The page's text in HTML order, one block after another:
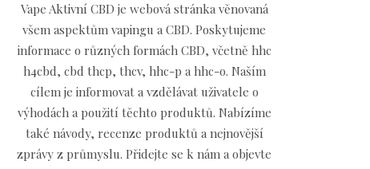
Vape Aktivní CBD je webová stránka věnovaná
všem aspektům vapingu a CBD. Poskytujeme
informace o různých formách CBD, včetně hhc
h4cbd, cbd thcp, thcv, hhc-p a hhc-o. Naším
cílem je informovat a vzdělávat uživatele o
výhodách a použití těchto produktů. Nabízíme
také návody, recenze produktů a nejnovější
zprávy z průmyslu. Přidejte se k nám a objevte